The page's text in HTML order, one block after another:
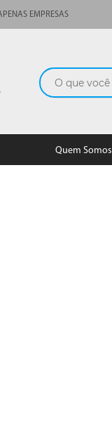
EMPRESAS
Quem Somos